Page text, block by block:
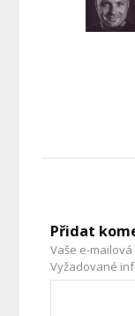
Přidat
Vaše e-
Vyžadované